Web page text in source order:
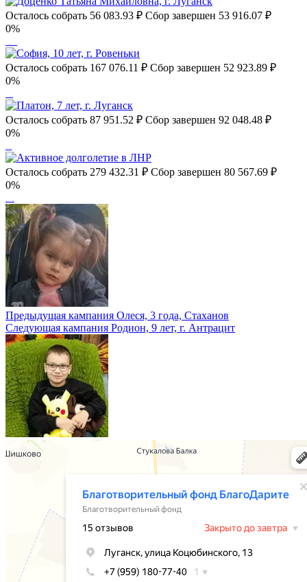
Осталось собрать 56 083.93 ₽ Сбор завершен 53 916.07 ₽
0%
Осталось собрать 167 076.11 ₽ Сбор завершен 52 923.89 ₽
0%
Осталось собрать 87 951.52 ₽ Сбор завершен 92 048.48 ₽
0%
Осталось собрать 279 432.31 ₽ Сбор завершен 80 567.69 ₽
0%
Предыдущая кампания Олеся, 3 года, Стаханов
Следующая кампания Родион, 9 лет, г. Антрацит